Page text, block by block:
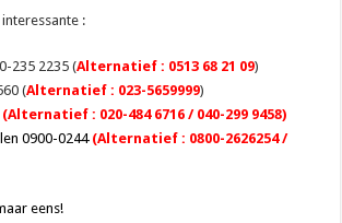
:
235 2235 (Alternatief : 0513 68 21 09)
(Alternatief : 023-5659999)
(Alternatief : 020-484 6716 / 040-299 9458)
0900-0244 (Alternatief : 0800-2626254 /
eens!